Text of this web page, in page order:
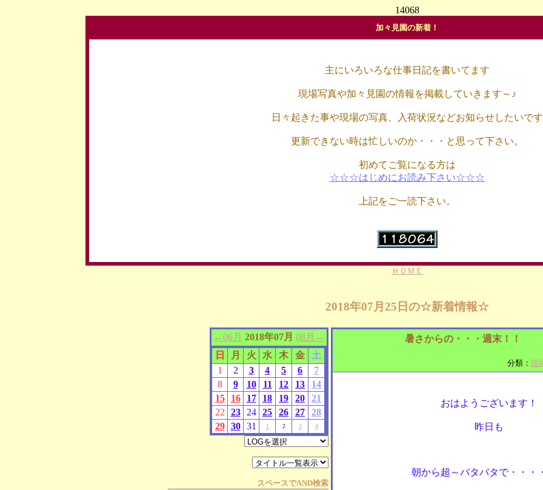
14068
加々見園の新着！
主にいろいろな仕事日記を書いてます
現場写真や加々見園の情報を掲載していきます～♪
日々起きた事や現場の写真、入荷状況などお知らせしたいです
更新できない時は忙しいのか・・・と思って下さい。
初めてご覧になる方は
☆☆☆はじめにお読み下さい☆☆☆
上記をご一読下さい。
ＨＯＭＥ
2018年07月25日の☆新着情報☆
←06月 2018年07月 08月→
日
月 火 水 木 金
土
1
2 3 4 5 6
7
8
9 10 11 12 13
14
15
16 17 18 19 20
21
22
23 24 25 26 27
28
29
30 31 1 2 3 4
スペースでAND検索
暑さからの・・・週末！！
分類： 現
おはようございます！
昨日も
朝から超～バタバタで・・・